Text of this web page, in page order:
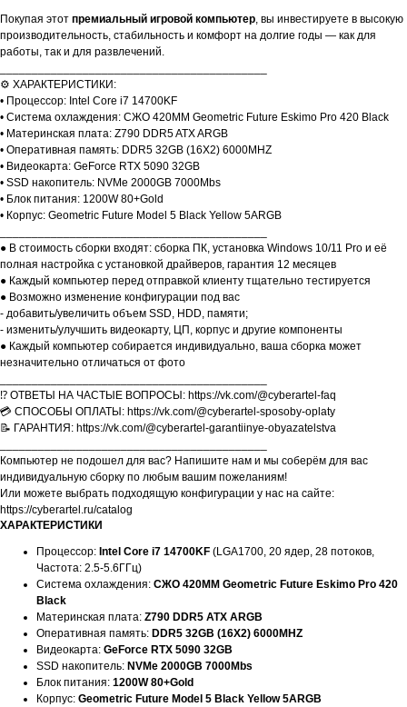
Покупая этот премиальный игровой компьютер, вы инвестируете в высокую
производительность, стабильность и комфорт на долгие годы — как для
работы, так и для развлечений.
⚙️ ХАРАКТЕРИСТИКИ:
• Процессор: Intel Core i7 14700KF
• Система охлаждения: СЖО 420ММ Geometric Future Eskimo Pro 420 Black
• Материнская плата: Z790 DDR5 ATX ARGB
• Оперативная память: DDR5 32GB (16X2) 6000MHZ
• Видеокарта: GeForce RTX 5090 32GB
• SSD накопитель: NVMe 2000GB 7000Mbs
• Блок питания: 1200W 80+Gold
• Корпус: Geometric Future Model 5 Black Yellow 5ARGB
● В стоимость сборки входят: сборка ПК, установка Windows 10/11 Pro и её
полная настройка с установкой драйверов, гарантия 12 месяцев
● Каждый компьютер перед отправкой клиенту тщательно тестируется
● Возможно изменение конфигурации под вас
- добавить/увеличить объем SSD, HDD, памяти;
- изменить/улучшить видеокарту, ЦП, корпус и другие компоненты
● Каждый компьютер собирается индивидуально, ваша сборка может
незначительно отличаться от фото
⁉️ ОТВЕТЫ НА ЧАСТЫЕ ВОПРОСЫ: https://vk.com/@cyberartel-faq
💳 СПОСОБЫ ОПЛАТЫ: https://vk.com/@cyberartel-sposoby-oplaty
📝 ГАРАНТИЯ: https://vk.com/@cyberartel-garantiinye-obyazatelstva
Компьютер не подошел для вас? Напишите нам и мы соберём для вас
индивидуальную сборку по любым вашим пожеланиям!
Или можете выбрать подходящую конфигурации у нас на сайте:
https://cyberartel.ru/catalog
ХАРАКТЕРИСТИКИ
Процессор: Intel Core i7 14700KF (LGA1700, 20 ядер, 28 потоков,
Частота: 2.5-5.6ГГц)
Система охлаждения: СЖО 420ММ Geometric Future Eskimo Pro 420
Black
Материнская плата: Z790 DDR5 ATX ARGB
Оперативная память: DDR5 32GB (16X2) 6000MHZ
Видеокарта: GeForce RTX 5090 32GB
SSD накопитель: NVMe 2000GB 7000Mbs
Блок питания: 1200W 80+Gold
Корпус: Geometric Future Model 5 Black Yellow 5ARGB